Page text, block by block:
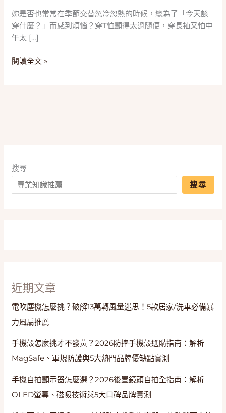
妳是否也常常在季節交替忽冷忽熱的時候，總為了「今天該
穿什麼？」而感到煩惱？穿T恤顯得太過隨便，穿長袖又怕中
午太 […]
2025
五
款
「針
織
篇
搞
懂
穿
閱讀全文 »
搜尋
搜尋
近期文章
電吹塵機怎麼挑？破解13萬轉風量迷思！5款居家/洗車必備暴
力風扇推薦
手機殼怎麼挑才不發黃？2026防摔手機殼選購指南：解析
MagSafe、軍規防護與5大熱門品牌優缺點實測
手機自拍顯示器怎麼選？2026後置鏡頭自拍全指南：解析
OLED螢幕、磁吸技術與5大口碑品牌實測